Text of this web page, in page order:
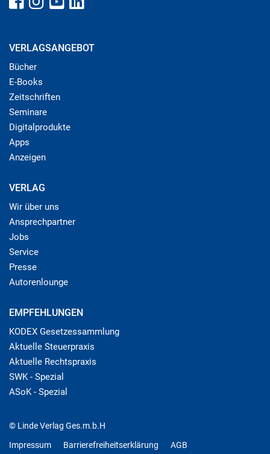
VERLAGSANGEBOT
Bücher
E-Books
Zeitschriften
Seminare
Digitalprodukte
Apps
Anzeigen
VERLAG
Wir über uns
Ansprechpartner
Jobs
Service
Presse
Autorenlounge
EMPFEHLUNGEN
KODEX Gesetzessammlung
Aktuelle Steuerpraxis
Aktuelle Rechtspraxis
SWK - Spezial
ASoK - Spezial
© Linde Verlag Ges.m.b.H
Impressum
Barrierefreiheitserklärung
AGB